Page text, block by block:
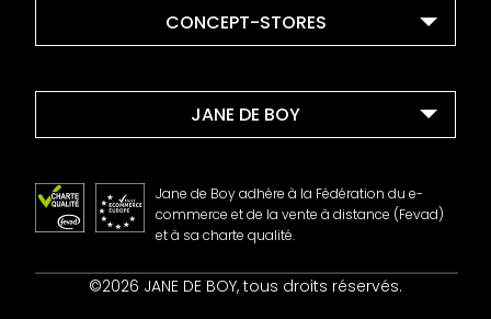
CONCEPT-STORES
JANE DE BOY
Contact
Jane de Boy adhère à la Fédération du e-
commerce et de la vente à distance (Fevad)
et à sa charte qualité.
©2026 JANE DE BOY, tous droits réservés.